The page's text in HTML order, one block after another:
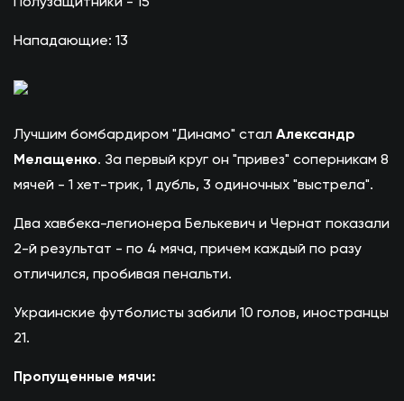
Нападающие: 13
Лучшим бомбардиром "Динамо" стал Александр
Мелащенко. За первый круг он "привез" соперникам 8
мячей - 1 хет-трик, 1 дубль, 3 одиночных "выстрела".
Два хавбека-легионера Белькевич и Чернат показали
2-й результат - по 4 мяча, причем каждый по разу
отличился, пробивая пенальти.
Украинские футболисты забили 10 голов, иностранцы
21.
Пропущенные мячи: